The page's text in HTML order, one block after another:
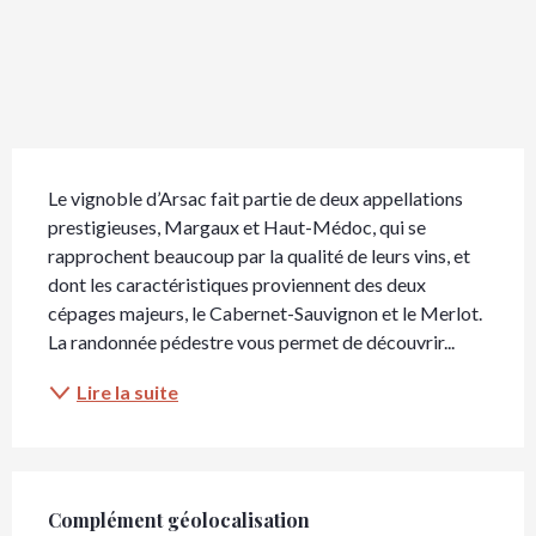
Le vignoble d’Arsac fait partie de deux appellations
prestigieuses, Margaux et Haut-Médoc, qui se
rapprochent beaucoup par la qualité de leurs vins, et
dont les caractéristiques proviennent des deux
cépages majeurs, le Cabernet-Sauvignon et le Merlot.
La randonnée pédestre vous permet de découvrir...
Lire la suite
Complément géolocalisation
Complément géolocalisation